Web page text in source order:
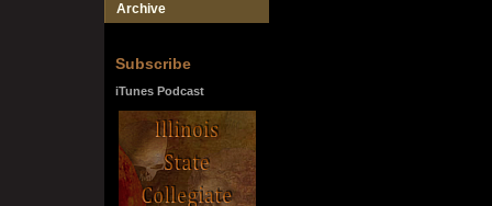
Archive
Subscribe
iTunes Podcast